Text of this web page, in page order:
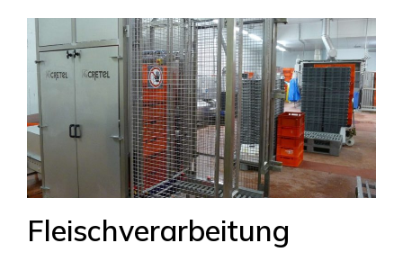
Fleischverarbeitung